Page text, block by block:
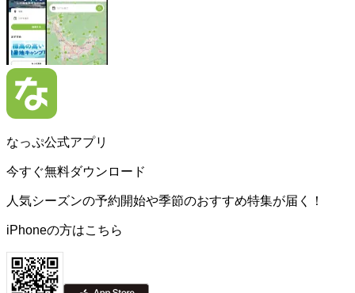
なっぷ公式アプリ
今すぐ無料ダウンロード
人気シーズンの予約開始や季節のおすすめ特集が届く！
iPhoneの方はこちら